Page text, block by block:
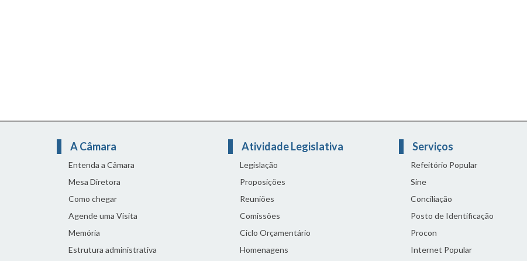
A Câmara
Entenda a Câmara
Mesa Diretora
Como chegar
Agende uma Visita
Memória
Estrutura administrativa
Atividade Legislativa
Legislação
Proposições
Reuniões
Comissões
Ciclo Orçamentário
Homenagens
Serviços
Refeitório Popular
Sine
Conciliação
Posto de Identificação
Procon
Internet Popular